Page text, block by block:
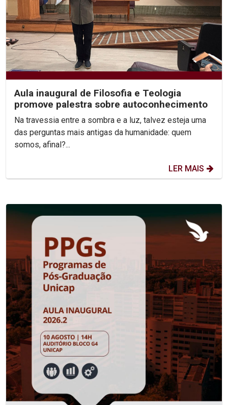
Aula inaugural de Filosofia e Teologia
promove palestra sobre autoconhecimento
Na travessia entre a sombra e a luz, talvez esteja uma
das perguntas mais antigas da humanidade: quem
somos, afinal?...
LER MAIS